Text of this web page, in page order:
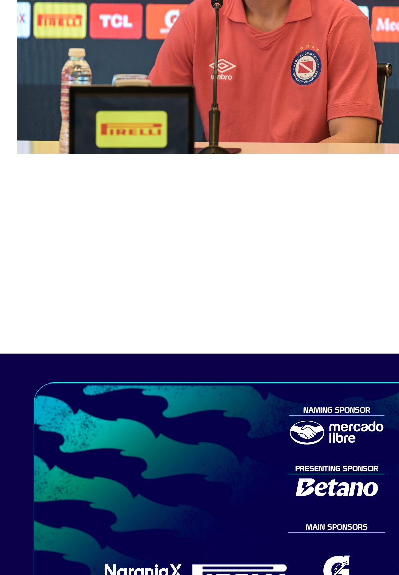
NAMING SPONSOR
PRESENTING SPONSOR
MAIN SPONSORS